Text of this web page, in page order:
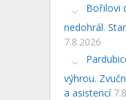
Bořilovi
nedohrál.
7.8.2026
výhrou.
a asistencí